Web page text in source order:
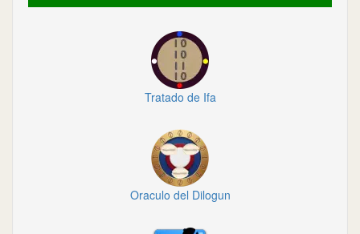
Tratado de Ifa
Oraculo del Dilogun